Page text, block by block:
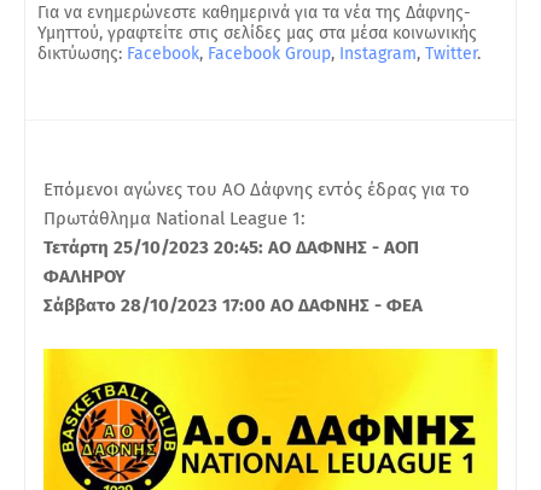
Για να ενημερώνεστε καθημερινά για τα νέα της Δάφνης-
Υμηττού, γραφτείτε στις σελίδες μας στα μέσα κοινωνικής
δικτύωσης: Facebook, Facebook Group, Instagram, Twitter.
Επόμενοι αγώνες του ΑΟ Δάφνης εντός έδρας για το
Πρωτάθλημα National League 1:
Τετάρτη 25/10/2023 20:45: ΑΟ ΔΑΦΝΗΣ - ΑΟΠ
ΦΑΛΗΡΟΥ
Σάββατο 28/10/2023 17:00 ΑΟ ΔΑΦΝΗΣ - ΦΕΑ